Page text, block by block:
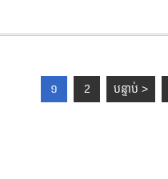
១ 2 បន្ទាប់ >